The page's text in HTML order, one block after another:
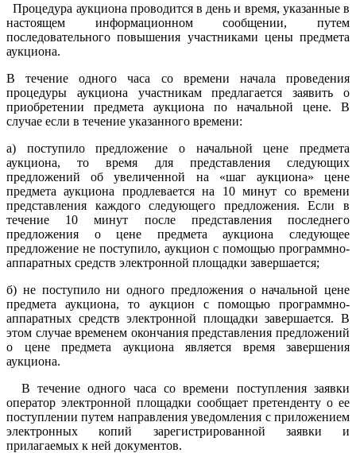
Процедура аукциона проводится в день и время, указанные в
настоящем информационном сообщении, путем
последовательного повышения участниками цены предмета
аукциона.
В течение одного часа со времени начала проведения
процедуры аукциона участникам предлагается заявить о
приобретении предмета аукциона по начальной цене. В
случае если в течение указанного времени:
а) поступило предложение о начальной цене предмета
аукциона, то время для представления следующих
предложений об увеличенной на «шаг аукциона» цене
предмета аукциона продлевается на 10 минут со времени
представления каждого следующего предложения. Если в
течение 10 минут после представления последнего
предложения о цене предмета аукциона следующее
предложение не поступило, аукцион с помощью программно-
аппаратных средств электронной площадки завершается;
б) не поступило ни одного предложения о начальной цене
предмета аукциона, то аукцион с помощью программно-
аппаратных средств электронной площадки завершается. В
этом случае временем окончания представления предложений
о цене предмета аукциона является время завершения
аукциона.
В течение одного часа со времени поступления заявки
оператор электронной площадки сообщает претенденту о ее
поступлении путем направления уведомления с приложением
электронных копий зарегистрированной заявки и
прилагаемых к ней документов.